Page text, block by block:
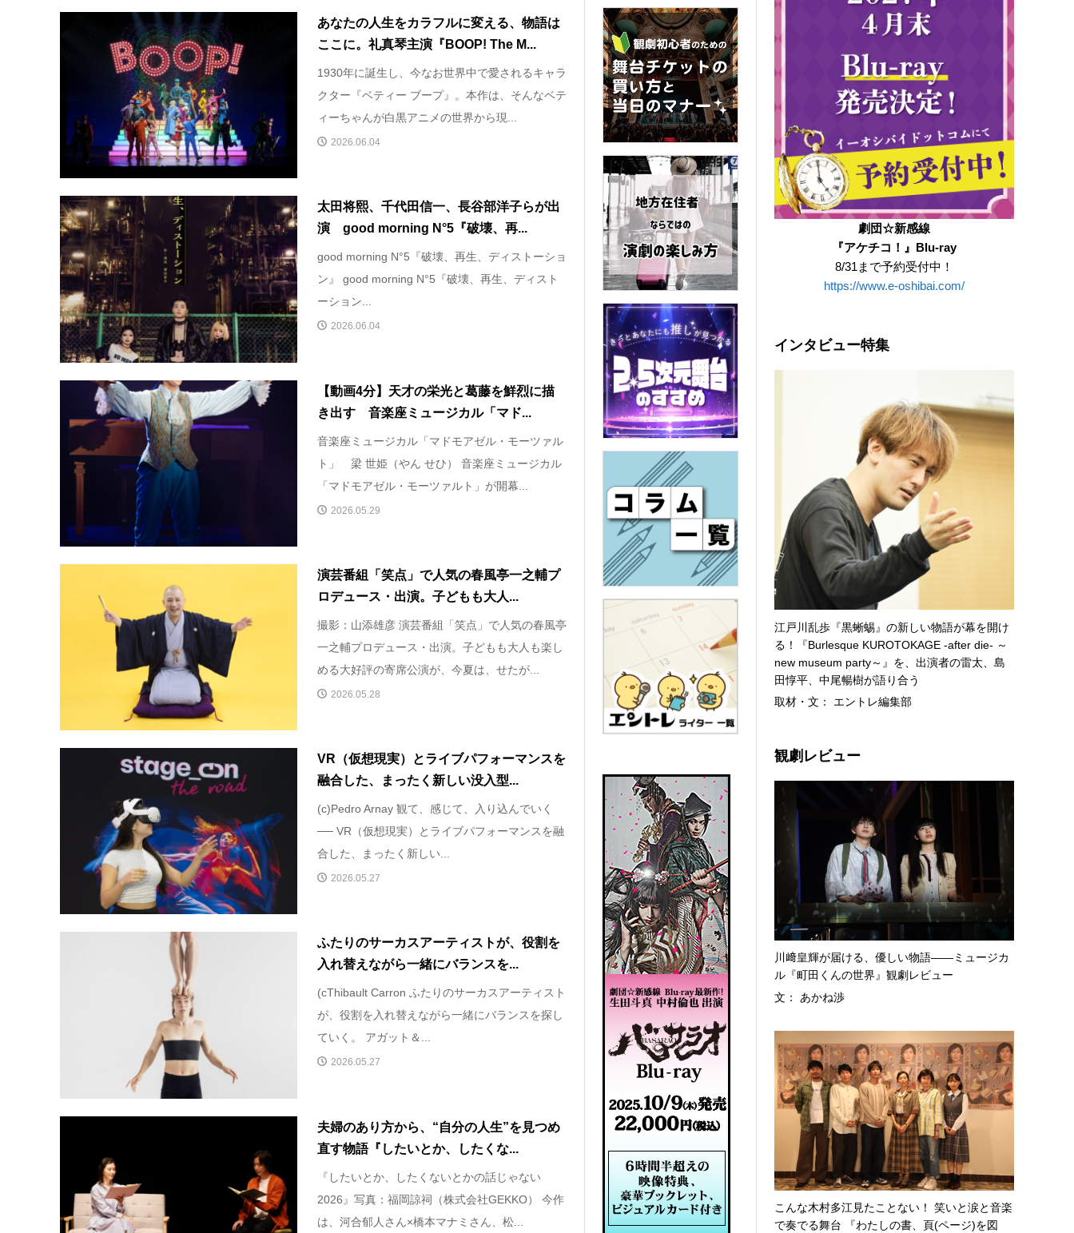
あなたの人生をカラフルに変える、物語は
ここに。礼真琴主演『BOOP! The M...
1930年に誕生し、今なお世界中で愛されるキャラ
クター『ベティー ブープ』。本作は、そんなベテ
ィーちゃんが白黒アニメの世界から現...
2026.06.04
太田将熙、千代田信一、長谷部洋子らが出
演 good morning N°5『破壊、再...
good morning N°5『破壊、再生、ディストーショ
ン』 good morning N°5『破壊、再生、ディスト
ーション...
2026.06.04
【動画4分】天才の栄光と葛藤を鮮烈に描
き出す 音楽座ミュージカル「マド...
音楽座ミュージカル「マドモアゼル・モーツァル
ト」 梁 世姫（やん せひ） 音楽座ミュージカル
「マドモアゼル・モーツァルト」が開幕...
2026.05.29
演芸番組「笑点」で人気の春風亭一之輔プ
ロデュース・出演。子どもも大人...
撮影：山添雄彦 演芸番組「笑点」で人気の春風亭
一之輔プロデュース・出演。子どもも大人も楽し
める大好評の寄席公演が、今夏は、せたが...
2026.05.28
VR（仮想現実）とライブパフォーマンスを
融合した、まったく新しい没入型...
(c)Pedro Arnay 観て、感じて、入り込んでいく
── VR（仮想現実）とライブパフォーマンスを融
合した、まったく新しい...
2026.05.27
ふたりのサーカスアーティストが、役割を
入れ替えながら一緒にバランスを...
(cThibault Carron ふたりのサーカスアーティスト
が、役割を入れ替えながら一緒にバランスを探し
ていく。 アガット＆...
2026.05.27
夫婦のあり方から、“自分の人生”を見つめ
直す物語『したいとか、したくな...
『したいとか、したくないとかの話じゃない
2026』写真：福岡諒祠（株式会社GEKKO） 今作
は、河合郁人さん×橋本マナミさん、松...
劇団☆新感線
『アケチコ！』Blu-ray
8/31まで予約受付中！
https://www.e-oshibai.com/
インタビュー特集
江戸川乱歩『黒蜥蜴』の新しい物語が幕を開け
る！『Burlesque KUROTOKAGE -after die- ～
new museum party～』を、出演者の雷太、島
田惇平、中尾暢樹が語り合う
取材・文： エントレ編集部
観劇レビュー
川﨑皇輝が届ける、優しい物語――ミュージカ
ル『町田くんの世界』観劇レビュー
文： あかね渉
こんな木村多江見たことない！ 笑いと涙と音楽
で奏でる舞台 『わたしの書、頁(ページ)を図